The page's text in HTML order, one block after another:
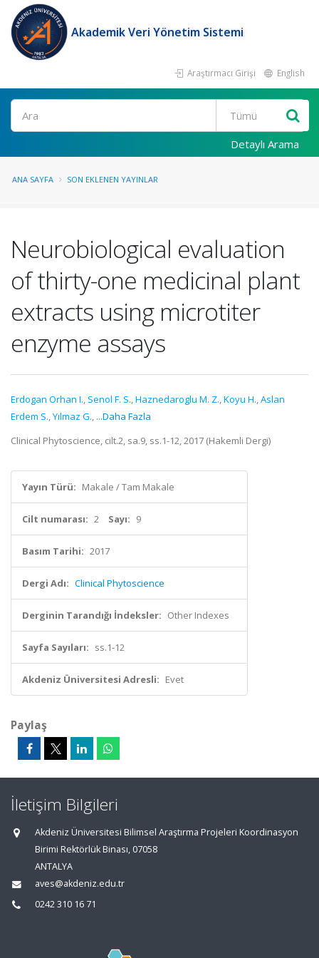
Akademik Veri Yönetim Sistemi
Araştırmacı Girişi English
Ara
Detaylı Arama
ANA SAYFA SON EKLENEN YAYINLAR
Neurobiological evaluation
of thirty-one medicinal plant
extracts using microtiter
enzyme assays
Erdogan Orhan I., Senol F. S.,Haznedaroglu M. Z.,Koyu H.,Aslan
Erdem S.,Yılmaz G., ...Daha Fazla
Clinical Phytoscience, cilt.2, sa.9, ss.1-12, 2017 (Hakemli Dergi)
Yayın Türü: Makale / Tam Makale
Cilt numarası: 2 Sayı: 9
Basım Tarihi: 2017
Dergi Adı: Clinical Phytoscience
Derginin Tarandığı İndeksler: Other Indexes
Sayfa Sayıları: ss.1-12
Akdeniz Üniversitesi Adresli: Evet
Paylaş
İletişim Bilgileri
Akdeniz Üniversitesi Bilimsel Araştırma Projeleri Koordinasyon
Birimi Rektörlük Binası, 07058
ANTALYA
aves@akdeniz.edu.tr
0242 310 16 71